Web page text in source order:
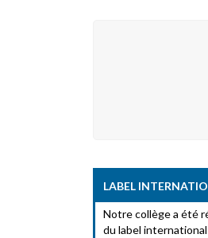
LABEL
Notre collège a été
du label